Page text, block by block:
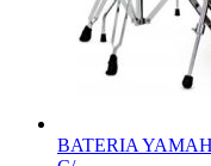
BATERIA